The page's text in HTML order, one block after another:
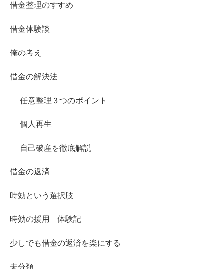
借金整理のすすめ
借金体験談
俺の考え
借金の解決法
任意整理３つのポイント
個人再生
自己破産を徹底解説
借金の返済
時効という選択肢
時効の援用 体験記
少しでも借金の返済を楽にする
未分類